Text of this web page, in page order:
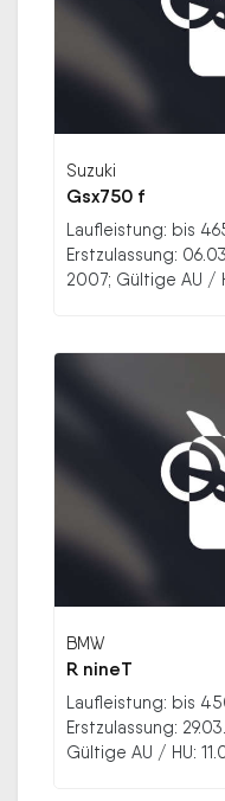
Suzuki
Gsx750 f
Laufleistung: bis
Erstzulassung:
2007; Gültige AU /
BMW
R nineT
Laufleistung: bis
Erstzulassung:
Gültige AU / HU: